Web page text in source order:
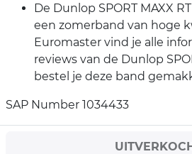
De Dunlop SPORT MAXX
een zomerband van hoge
Euromaster vind je alle
reviews van de Dunlop
bestel je deze band
SAP Number 1034433